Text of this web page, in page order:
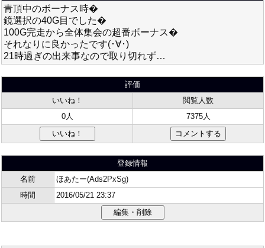
青頂中のボーナス時�
鏡選択の40G目でした�
100G完走から全体集会の超番ボーナス�
それなりに良かったです(･∀･)
21時過ぎの出来事なので取り切れず…
評価
いいね！
閲覧人数
0人
7375人
登録情報
名前
ほあたー(Ads2PxSg)
時間
2016/05/21 23:37